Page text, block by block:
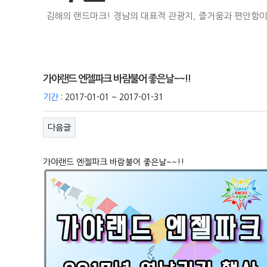
김해의 랜드마크! 경남의 대표적 관광지, 즐거움과 편안함
가야랜드 엔젤파크 바람불어 좋은날~~!!
기간 : 2017-01-01 ~ 2017-01-31
다음글
가야랜드 엔젤파크 바람불어 좋은날~~!!